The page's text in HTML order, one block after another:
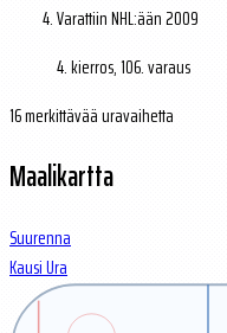
Varattiin NHL:ään2009
4. kierros, 106. varaus
16 merkittävää uravaihetta
Maalikartta
Suurenna
KausiUra